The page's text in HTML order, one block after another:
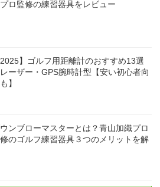
ロ監修の練習器具をレビュー
2025】ゴルフ用距離計のおすすめ13選
レーザー・GPS腕時計型【安い初心者向
】
ンブローマスターとは？青山加織プロ
のゴルフ練習器具３つのメリットを解